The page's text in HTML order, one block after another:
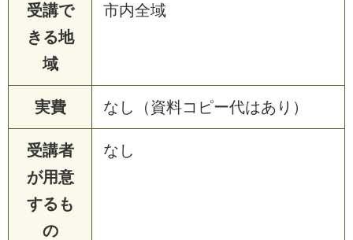
受講で
きる地
域
市内全域
実費 なし（資料コピー代はあり）
受講者
が用意
するも
の
なし